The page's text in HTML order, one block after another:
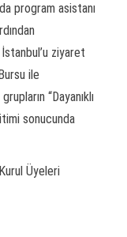
program asistanı
ziyaret
ile
“Dayanıklı
sonucunda
Üyeleri